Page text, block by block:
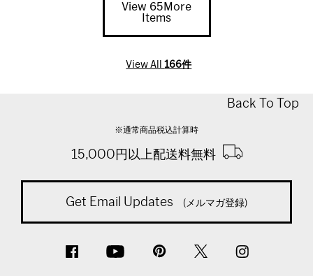
View 65More
Items
View All166件
Back To Top
※通常商品税込計算時
15,000円以上配送料無料
Get Email Updates (メルマガ登録)